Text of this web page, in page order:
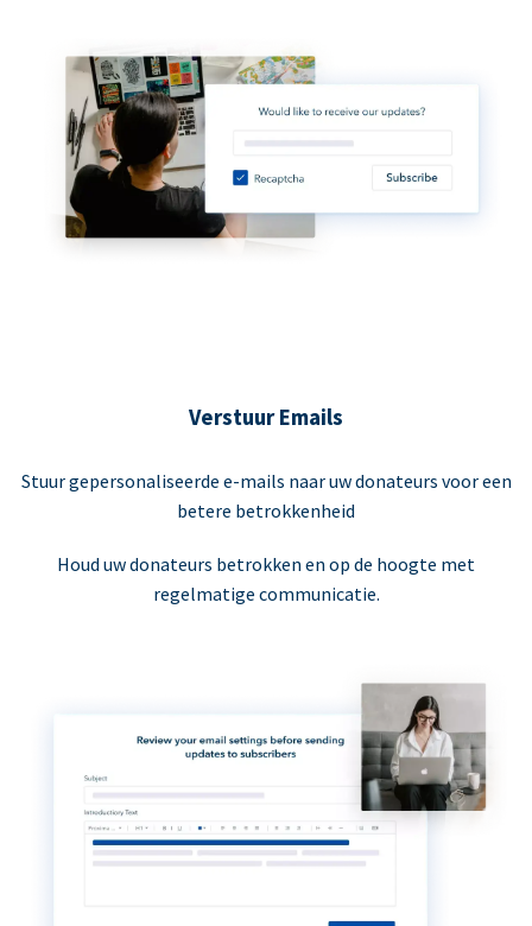
Verstuur Emails
Stuur gepersonaliseerde e-mails naar uw donateurs voor een
betere betrokkenheid
Houd uw donateurs betrokken en op de hoogte met
regelmatige communicatie.